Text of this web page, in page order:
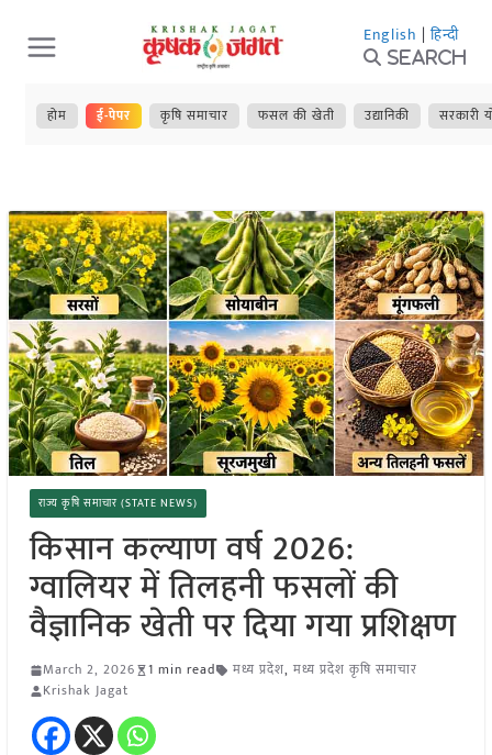
Skip
to
content
English | हिन्दी
Search
होम ई-पेपर कृषि समाचार फसल की खेती उद्यानिकी सरकारी
राज्य कृषि समाचार (STATE NEWS)
किसान कल्याण वर्ष 2026:
ग्वालियर में तिलहनी फसलों की
वैज्ञानिक खेती पर दिया गया प्रशिक्षण
March 2, 2026 1 min read मध्य प्रदेश, मध्य प्रदेश कृषि समाचार
Krishak Jagat